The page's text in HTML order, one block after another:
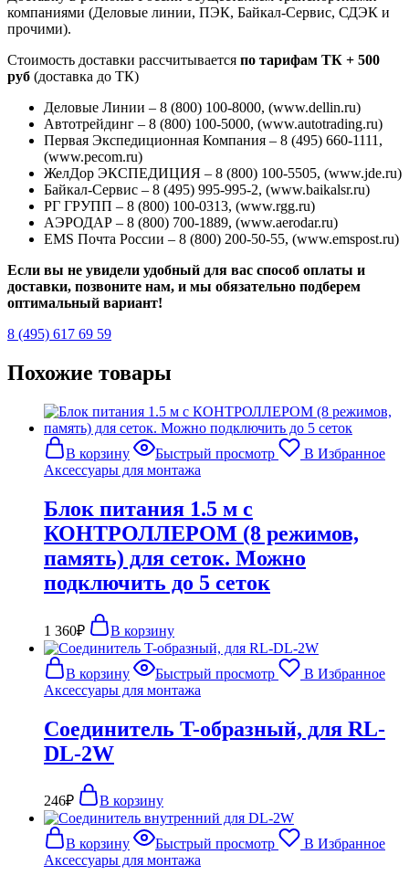
компаниями (Деловые линии, ПЭК, Байкал-Сервис, СДЭК и
прочими).
Стоимость доставки рассчитывается по тарифам ТК + 500
руб (доставка до ТК)
Деловые Линии – 8 (800) 100-8000, (www.dellin.ru)
Автотрейдинг – 8 (800) 100-5000, (www.autotrading.ru)
Первая Экспедиционная Компания – 8 (495) 660-1111,
(www.pecom.ru)
ЖелДор ЭКСПЕДИЦИЯ – 8 (800) 100-5505, (www.jde.ru)
Байкал-Сервис – 8 (495) 995-995-2, (www.baikalsr.ru)
РГ ГРУПП – 8 (800) 100-0313, (www.rgg.ru)
АЭРОДАР – 8 (800) 700-1889, (www.aerodar.ru)
EMS Почта России – 8 (800) 200-50-55, (www.emspost.ru)
Если вы не увидели удобный для вас способ оплаты и
доставки, позвоните нам, и мы обязательно подберем
оптимальный вариант!
8 (495) 617 69 59
Похожие товары
В корзину Быстрый просмотр
В Избранное
Аксессуары для монтажа
Блок питания 1.5 м с
КОНТРОЛЛЕРОМ (8 режимов,
память) для сеток. Можно
подключить до 5 сеток
1 360₽ В корзину
В корзину Быстрый просмотр
В Избранное
Аксессуары для монтажа
Соединитель T-образный, для RL-
DL-2W
246₽ В корзину
В корзину Быстрый просмотр
В Избранное
Аксессуары для монтажа